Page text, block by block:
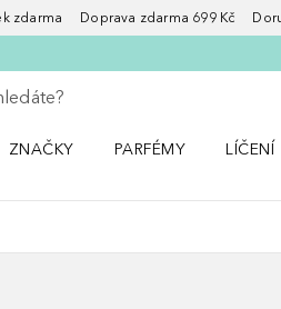
zdarma Doprava zdarma 699 Kč
ZNAČKY
PARFÉMY
LÍČENÍ